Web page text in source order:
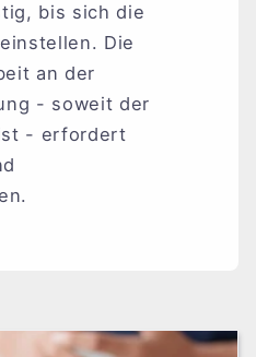
bis sich die
Die
an der
- soweit der
- erfordert